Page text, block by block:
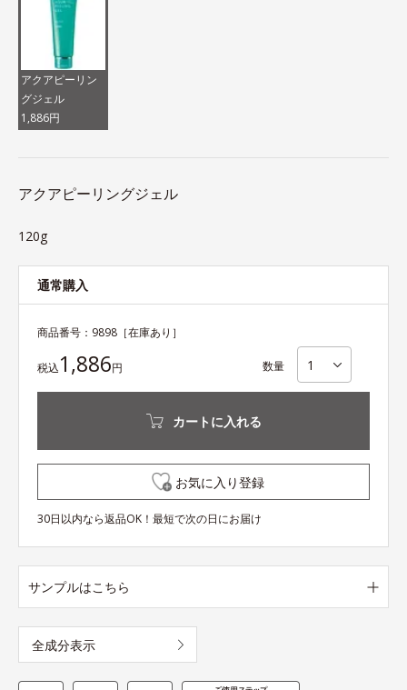
アクアピーリン
グジェル
1,886円
アクアピーリングジェル
120g
通常購入
商品番号： 9898 ［在庫あり］
税込1,886円 数量
カートに入れる
お気に入り登録
30日以内なら返品OK！最短で次の日にお届け
サンプルはこちら
全成分表示